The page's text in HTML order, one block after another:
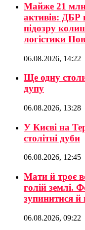
Майже 21 млн
активів: ДБР
підозру
логістики
06.08.2026, 14:22
Ще одну
дупу
06.08.2026, 13:28
У Києві на
столітні дуби
06.08.2026, 12:45
Мати й троє
голій землі.
зупинитися й
06.08.2026, 09:22